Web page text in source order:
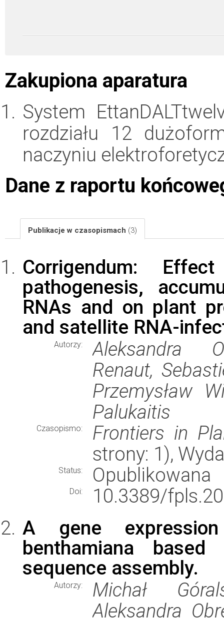
Zakupiona aparatura
System
rozdziału 12
naczyniu
Dane z raportu
Publikacje w czasopismach (3)
Corrigendum:
pathogenesis,
RNAs and on plant
and satellite RNA-
Autorzy:
Aleksandra
Renaut,
Przemysław
Palukaitis
Czasopismo:
Frontiers in
strony: 1),
Status: Opublikowana
Doi:
10.3389/
A gene
benthamiana
sequence assembly.
Autorzy:
Michał
Aleksandra